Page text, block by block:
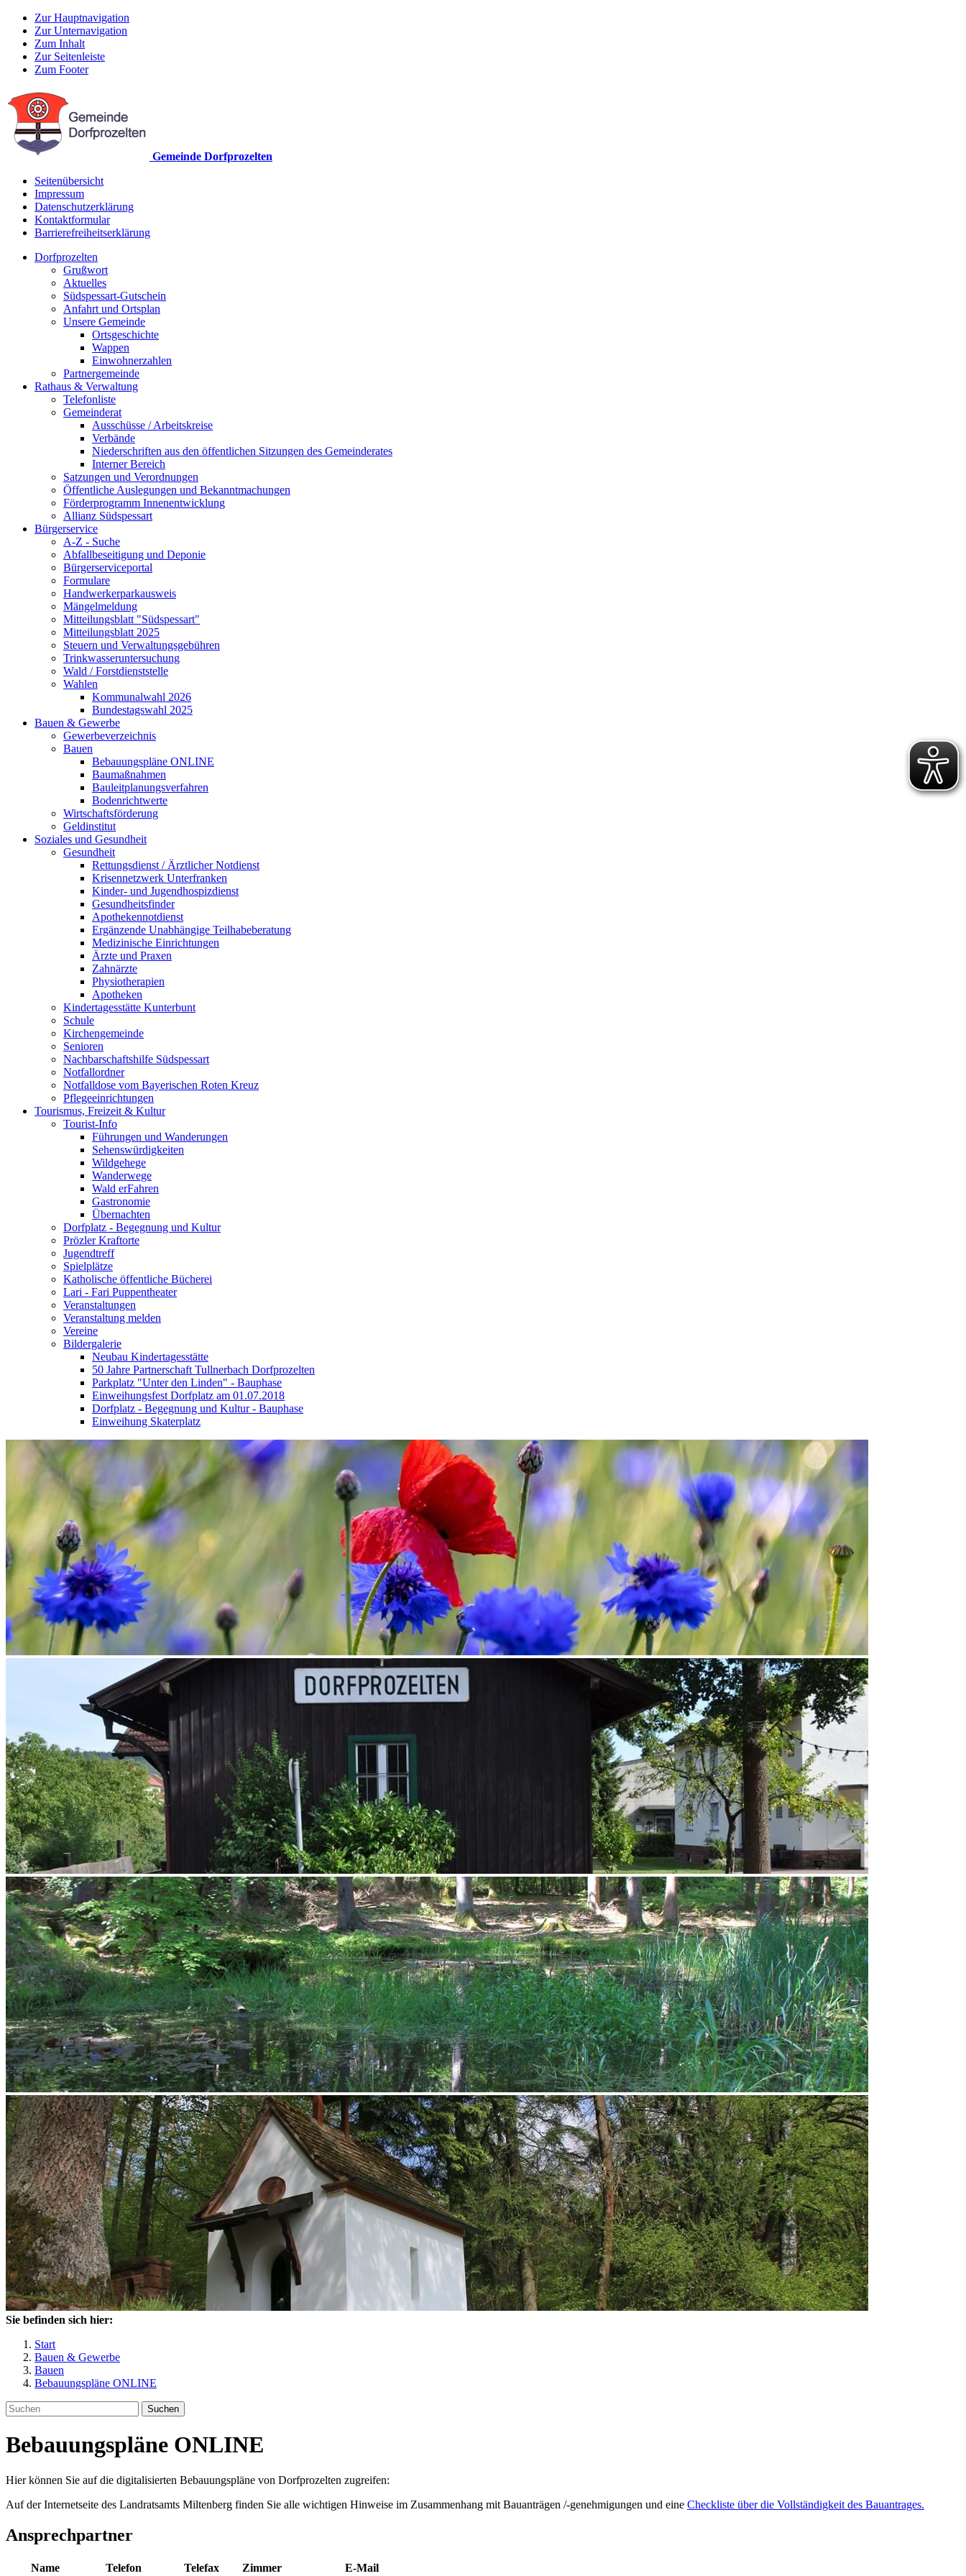
Zur Hauptnavigation
Zur Unternavigation
Zum Inhalt
Zur Seitenleiste
Zum Footer
Gemeinde Dorfprozelten
Seitenübersicht
Impressum
Datenschutzerklärung
Kontaktformular
Barrierefreiheitserklärung
Dorfprozelten
Grußwort
Aktuelles
Südspessart-Gutschein
Anfahrt und Ortsplan
Unsere Gemeinde
Ortsgeschichte
Wappen
Einwohnerzahlen
Partnergemeinde
Rathaus & Verwaltung
Telefonliste
Gemeinderat
Ausschüsse / Arbeitskreise
Verbände
Niederschriften aus den öffentlichen Sitzungen des Gemeinderates
Interner Bereich
Satzungen und Verordnungen
Öffentliche Auslegungen und Bekanntmachungen
Förderprogramm Innenentwicklung
Allianz Südspessart
Bürgerservice
A-Z - Suche
Abfallbeseitigung und Deponie
Bürgerserviceportal
Formulare
Handwerkerparkausweis
Mängelmeldung
Mitteilungsblatt "Südspessart"
Mitteilungsblatt 2025
Steuern und Verwaltungsgebühren
Trinkwasseruntersuchung
Wald / Forstdienststelle
Wahlen
Kommunalwahl 2026
Bundestagswahl 2025
Bauen & Gewerbe
Gewerbeverzeichnis
Bauen
Bebauungspläne ONLINE
Baumaßnahmen
Bauleitplanungsverfahren
Bodenrichtwerte
Wirtschaftsförderung
Geldinstitut
Soziales und Gesundheit
Gesundheit
Rettungsdienst / Ärztlicher Notdienst
Krisennetzwerk Unterfranken
Kinder- und Jugendhospizdienst
Gesundheitsfinder
Apothekennotdienst
Ergänzende Unabhängige Teilhabeberatung
Medizinische Einrichtungen
Ärzte und Praxen
Zahnärzte
Physiotherapien
Apotheken
Kindertagesstätte Kunterbunt
Schule
Kirchengemeinde
Senioren
Nachbarschaftshilfe Südspessart
Notfallordner
Notfalldose vom Bayerischen Roten Kreuz
Pflegeeinrichtungen
Tourismus, Freizeit & Kultur
Tourist-Info
Führungen und Wanderungen
Sehenswürdigkeiten
Wildgehege
Wanderwege
Wald erFahren
Gastronomie
Übernachten
Dorfplatz - Begegnung und Kultur
Prözler Kraftorte
Jugendtreff
Spielplätze
Katholische öffentliche Bücherei
Lari - Fari Puppentheater
Veranstaltungen
Veranstaltung melden
Vereine
Bildergalerie
Neubau Kindertagesstätte
50 Jahre Partnerschaft Tullnerbach Dorfprozelten
Parkplatz "Unter den Linden" - Bauphase
Einweihungsfest Dorfplatz am 01.07.2018
Dorfplatz - Begegnung und Kultur - Bauphase
Einweihung Skaterplatz
Sie befinden sich hier:
Start
Bauen & Gewerbe
Bauen
Bebauungspläne ONLINE
Suchen
Bebauungspläne ONLINE
Hier können Sie auf die digitalisierten Bebauungspläne von Dorfprozelten zugreifen:
Auf der Internetseite des Landratsamts Miltenberg finden Sie alle wichtigen Hinweise im Zusammenhang mit Bauanträgen /-genehmigungen und eine Checkliste über die Vollständigkeit des Bauantrages.
Ansprechpartner
Name Telefon Telefax Zimmer E-Mail